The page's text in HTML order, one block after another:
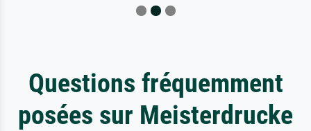
Questions fréquemment
posées sur Meisterdrucke